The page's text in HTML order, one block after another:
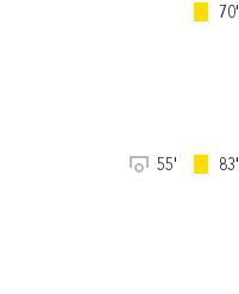
70'
55' 83'